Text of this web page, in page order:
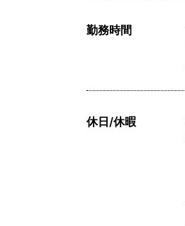
勤務時間
休日/休暇